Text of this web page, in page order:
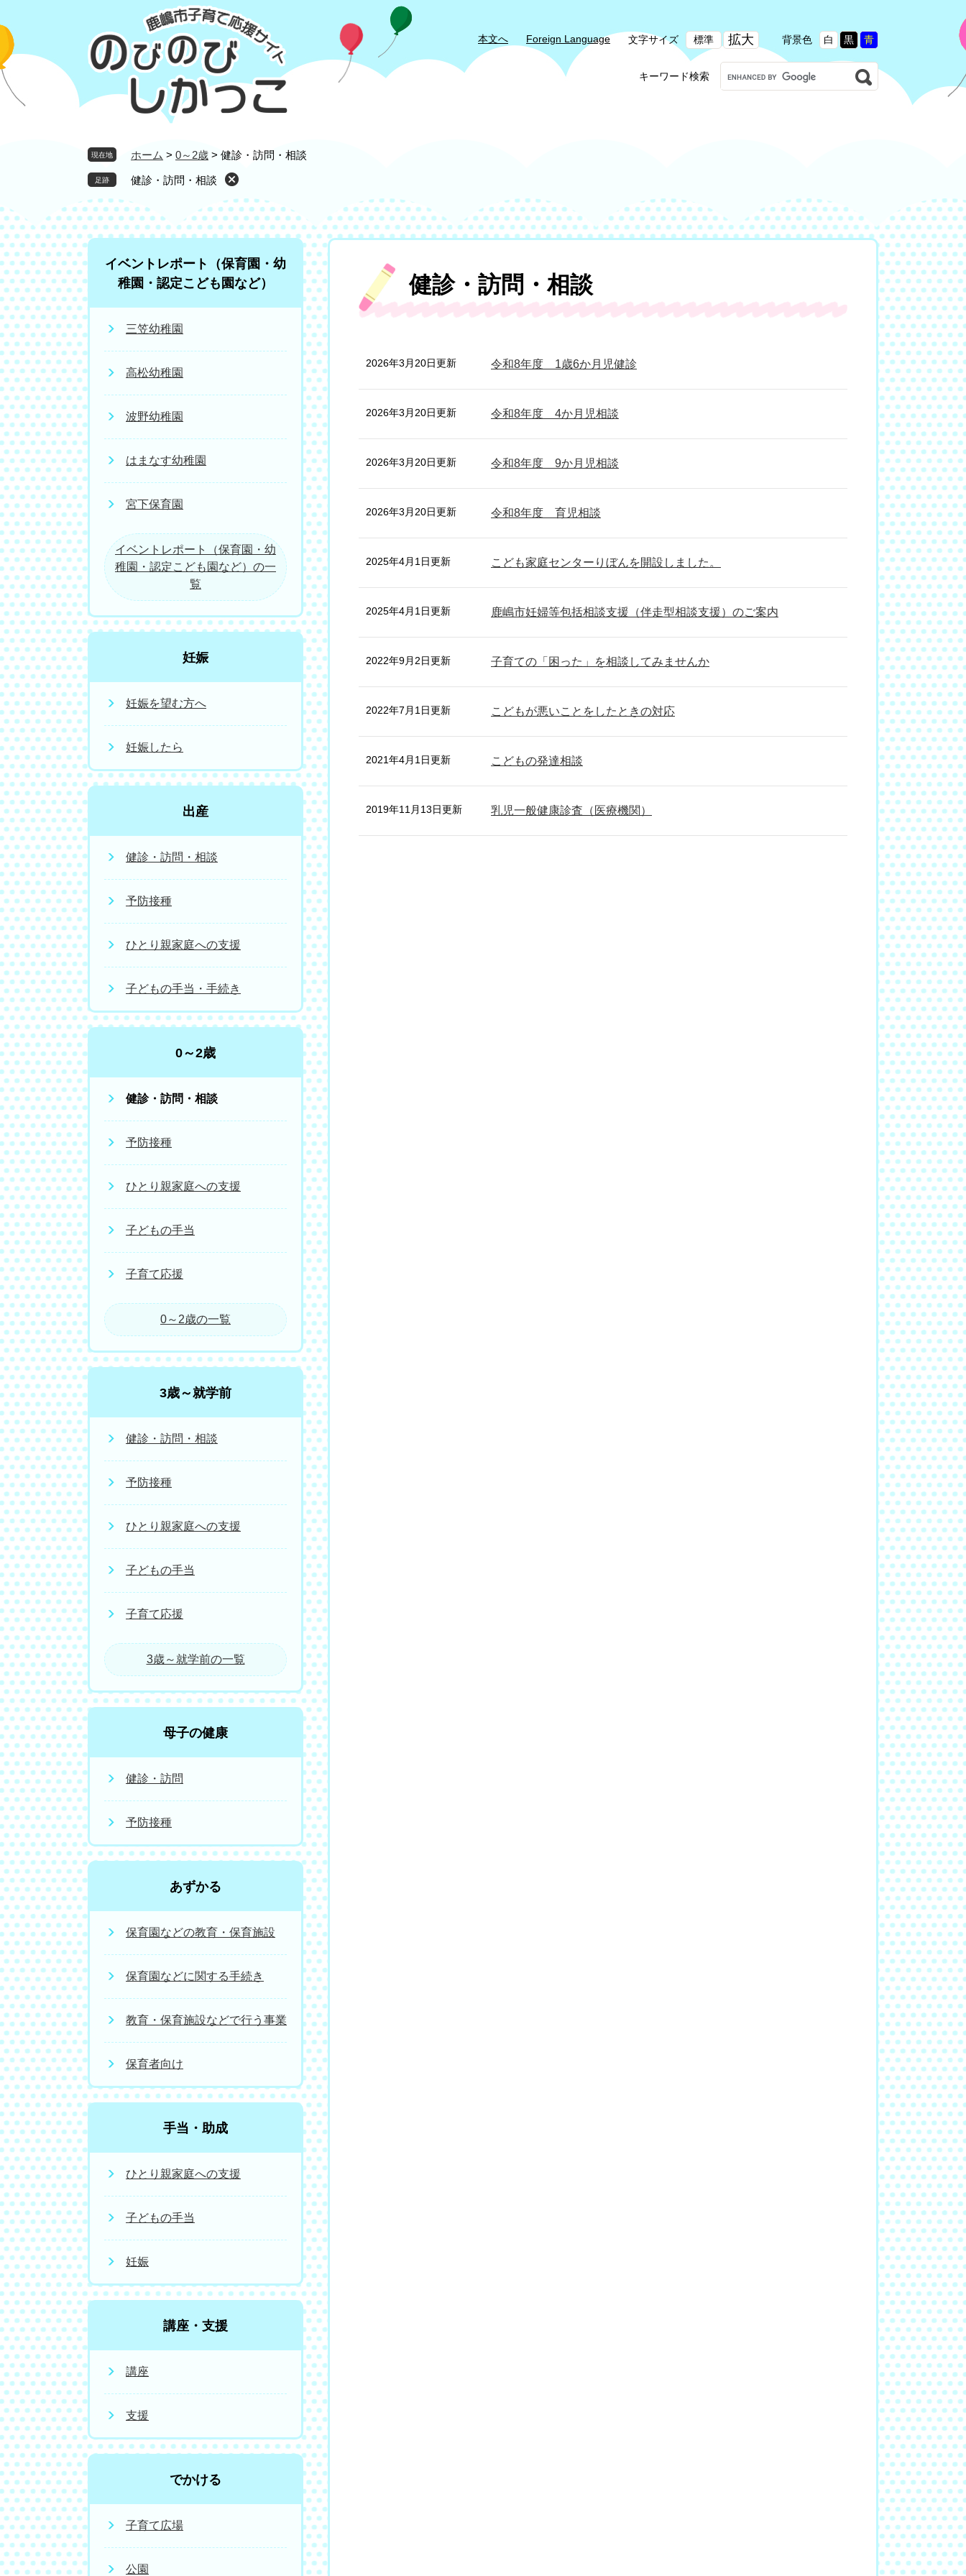
ー
の
先
頭
ニ
ー
を
飛
本文へ Foreign Language 文字サイズ 標準 拡大 背景色 白 黒 青
キーワード検索
検
索
現在地 ホーム > 0～2歳 > 健診・訪問・相談
健診・訪問・相談
文
健診・訪問・相談
2026年3月20日更新 令和8年度 1歳6か月児健診
2026年3月20日更新 令和8年度 4か月児相談
2026年3月20日更新 令和8年度 9か月児相談
2026年3月20日更新 令和8年度 育児相談
2025年4月1日更新 こども家庭センターりぼんを開設しました。
2025年4月1日更新 鹿嶋市妊婦等包括相談支援（伴走型相談支援）のご案内
2022年9月2日更新 子育ての「困った」を相談してみませんか
2022年7月1日更新 こどもが悪いことをしたときの対応
2021年4月1日更新 こどもの発達相談
2019年11月13日更新 乳児一般健康診査（医療機関）
イベントレポート（保育園・幼
稚園・認定こども園など）
三笠幼稚園
高松幼稚園
波野幼稚園
はまなす幼稚園
宮下保育園
イベントレポート（保育園・幼
稚園・認定こども園など）の一
覧
妊娠
妊娠を望む方へ
妊娠したら
出産
健診・訪問・相談
予防接種
ひとり親家庭への支援
子どもの手当・手続き
0～2歳
健診・訪問・相談
予防接種
ひとり親家庭への支援
子どもの手当
子育て応援
0～2歳の一覧
3歳～就学前
健診・訪問・相談
予防接種
ひとり親家庭への支援
子どもの手当
子育て応援
3歳～就学前の一覧
母子の健康
健診・訪問
予防接種
あずかる
保育園などの教育・保育施設
保育園などに関する手続き
教育・保育施設などで行う事業
保育者向け
手当・助成
ひとり親家庭への支援
子どもの手当
妊娠
講座・支援
講座
支援
でかける
子育て広場
公園